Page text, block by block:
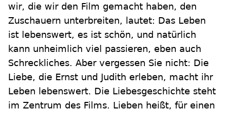
wir, die wir den Film gemacht haben, den
Zuschauern unterbreiten, lautet: Das Leben
ist lebenswert, es ist schön, und natürlich
kann unheimlich viel passieren, eben auch
Schreckliches. Aber vergessen Sie nicht: Die
Liebe, die Ernst und Judith erleben, macht ihr
Leben lebenswert. Die Liebesgeschichte steht
im Zentrum des Films. Lieben heißt, für einen